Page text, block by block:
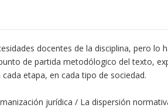
docentes de la disciplina, pero lo
de partida metodólogico del texto,
etapa, en cada tipo de sociedad.
jurídica / La dispersión